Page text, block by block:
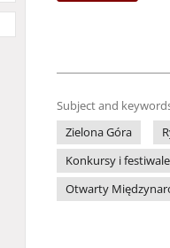
Subject and
Zielona Góra
Konkursy i
Otwarty